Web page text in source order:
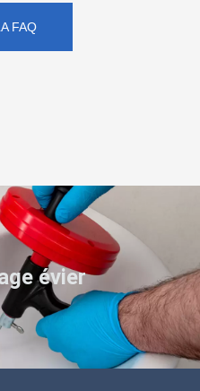
FAQ
évier